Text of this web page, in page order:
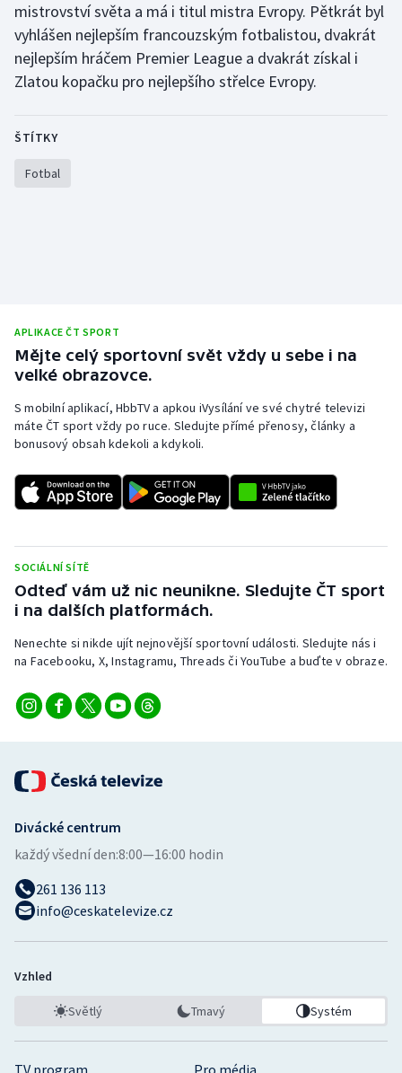
Plážový volejbal
Ragby
Triatlon
Veslování
Vodní slalom
Volejbal
Ostatní
mistrovství světa a má i titul mistra Evropy. Pětkrát byl
vyhlášen nejlepším francouzským fotbalistou, dvakrát
nejlepším hráčem Premier League a dvakrát získal i
Zlatou kopačku pro nejlepšího střelce Evropy.
ŠTÍTKY
Fotbal
APLIKACE ČT SPORT
Mějte celý sportovní svět vždy u sebe i na
velké obrazovce.
S mobilní aplikací, HbbTV a apkou iVysílání ve své chytré televizi
máte ČT sport vždy po ruce. Sledujte přímé přenosy, články a
bonusový obsah kdekoli a kdykoli.
SOCIÁLNÍ SÍTĚ
Odteď vám už nic neunikne. Sledujte ČT sport
i na dalších platformách.
Nenechte si nikde ujít nejnovější sportovní události. Sledujte nás i
na Facebooku, X, Instagramu, Threads či YouTube a buďte v obraze.
TV program Pro média
Divácké centrum
každý všední den:8:00—16:00 hodin
261 136 113
info@ceskatelevize.cz
Vzhled
Světlý Tmavý Systém